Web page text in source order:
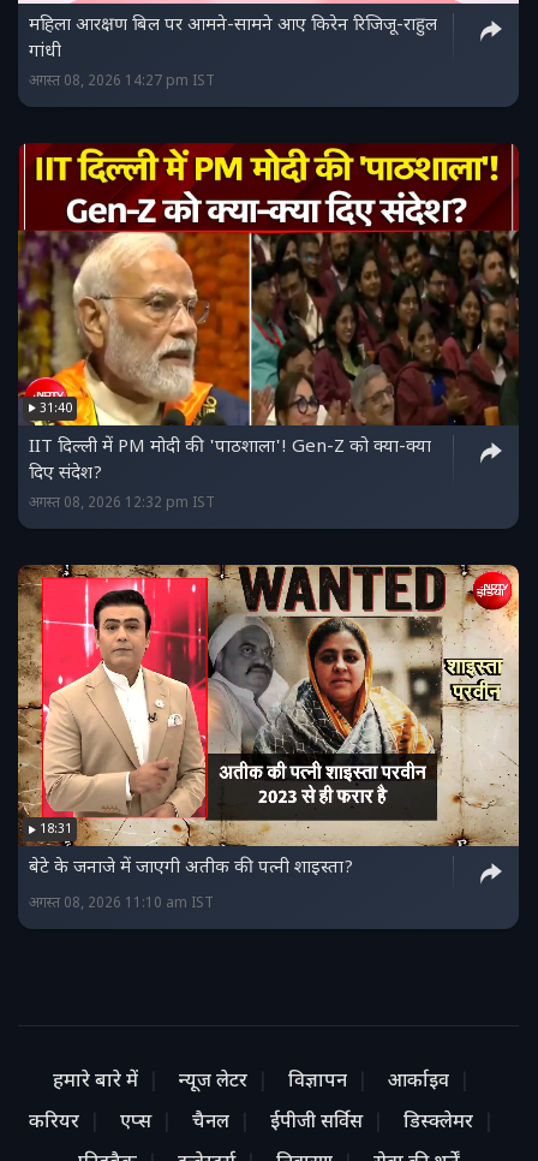
महिला आरक्षण बिल पर आमने-सामने आए किरेन रिजिजू-राहुल
गांधी
अगस्त 08, 2026 14:27 pm IST
31:40
IIT दिल्ली में PM मोदी की 'पाठशाला'! Gen-Z को क्या-क्या
दिए संदेश?
अगस्त 08, 2026 12:32 pm IST
18:31
बेटे के जनाजे में जाएगी अतीक की पत्नी शाइस्ता?
अगस्त 08, 2026 11:10 am IST
हमारे बारे में न्यूज लेटर विज्ञापन
आर्काइव
करियर
एप्स चैनल ईपीजी सर्विस
डिस्क्लेमर